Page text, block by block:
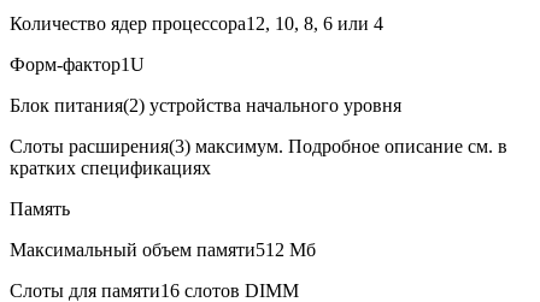
Количество ядер процессора12, 10, 8, 6 или 4
Форм-фактор1U
Блок питания(2) устройства начального уровня
Слоты расширения(3) максимум. Подробное описание см. в
кратких спецификациях
Память
Максимальный объем памяти512 Мб
Слоты для памяти16 слотов DIMM